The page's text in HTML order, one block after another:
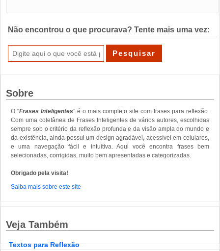
Não encontrou o que procurava? Tente mais uma vez:
Sobre
O “Frases Inteligentes” é o mais completo site com frases para reflexão.
Com uma coletânea de Frases Inteligentes de vários autores, escolhidas
sempre sob o critério da reflexão profunda e da visão ampla do mundo e
da existência, ainda possui um design agradável, acessível em celulares,
e uma navegação fácil e intuitiva. Aqui você encontra frases bem
selecionadas, corrigidas, muito bem apresentadas e categorizadas.
Obrigado pela visita!
Saiba mais sobre este site
Veja Também
Textos para Reflexão